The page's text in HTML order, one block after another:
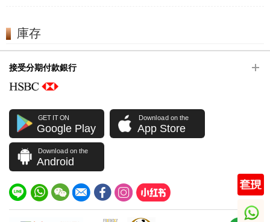
庫存
接受分期付款銀行
GET IT ON
Google Play
Download on the
App Store
Download on the
Android